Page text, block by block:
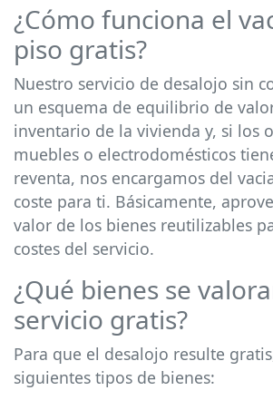
¿Cómo funciona el
piso gratis?
Nuestro servicio de desalojo sin
un esquema de equilibrio de
inventario de la vivienda y, si los
muebles o electrodomésticos
reventa, nos encargamos del
coste para ti. Básicamente,
valor de los bienes reutilizables
costes del servicio.
¿Qué bienes se
servicio gratis?
Para que el desalojo resulte
siguientes tipos de bienes: